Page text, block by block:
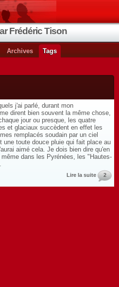
Frédéric Tison
Archives Tags
j'ai parlé, durant mon
dirent bien souvent la même chose,
jour ou presque, les quatre
et glaciaux succèdent en effet les
remplacés soudain par un ciel
une toute douce pluie qui fait place au
aimé cela. Je dois bien dire qu'en
dans les Pyrénées, les "Hautes-
Lire la suite 2